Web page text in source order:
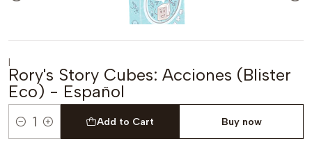
|
Rory's Story Cubes: Acciones (Blister
Eco) - Español
Quantity
Add to Cart Buy now